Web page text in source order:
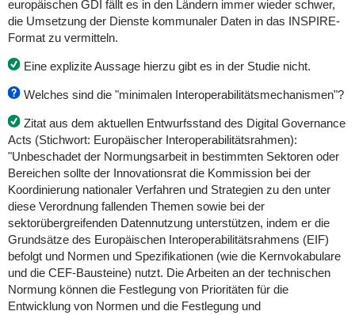
europäischen GDI fällt es in den Ländern immer wieder schwer,
die Umsetzung der Dienste kommunaler Daten in das INSPIRE-
Format zu vermitteln.
Eine explizite Aussage hierzu gibt es in der Studie nicht.
Welches sind die "minimalen Interoperabilitätsmechanismen"?
Zitat aus dem aktuellen Entwurfsstand des Digital Governance
Acts (Stichwort: Europäischer Interoperabilitätsrahmen):
"Unbeschadet der Normungsarbeit in bestimmten Sektoren oder
Bereichen sollte der Innovationsrat die Kommission bei der
Koordinierung nationaler Verfahren und Strategien zu den unter
diese Verordnung fallenden Themen sowie bei der
sektorübergreifenden Datennutzung unterstützen, indem er die
Grundsätze des Europäischen Interoperabilitätsrahmens (EIF)
befolgt und Normen und Spezifikationen (wie die Kernvokabulare
und die CEF-Bausteine) nutzt. Die Arbeiten an der technischen
Normung können die Festlegung von Prioritäten für die
Entwicklung von Normen und die Festlegung und